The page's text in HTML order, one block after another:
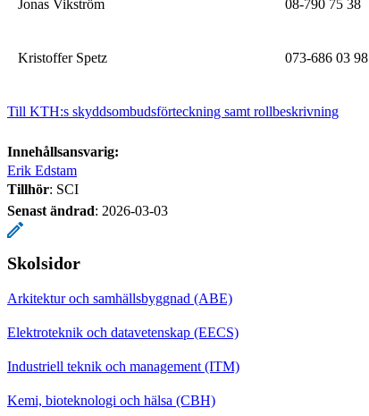
Jonas Vikström 08-790 75 38
Kristoffer Spetz 073-686 03 98
Till KTH:s skyddsombudsförteckning samt rollbeskrivning
Innehållsansvarig:
Erik Edstam
Tillhör: SCI
Senast ändrad: 2026-03-03
Skolsidor
Arkitektur och samhällsbyggnad (ABE)
Elektroteknik och datavetenskap (EECS)
Industriell teknik och management (ITM)
Kemi, bioteknologi och hälsa (CBH)